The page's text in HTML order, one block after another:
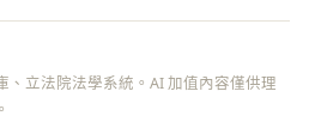
、立法院法學系統。AI 加值內容僅供理